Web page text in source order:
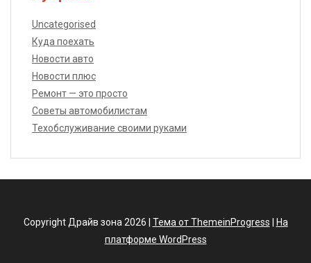
Uncategorised
Куда поехать
Новости авто
Новости плюс
Ремонт — это просто
Советы автомобилистам
Техобслуживание своими руками
Copyright Драйв зона 2026 | Тема от ThemeinProgress
На
платформе WordPress